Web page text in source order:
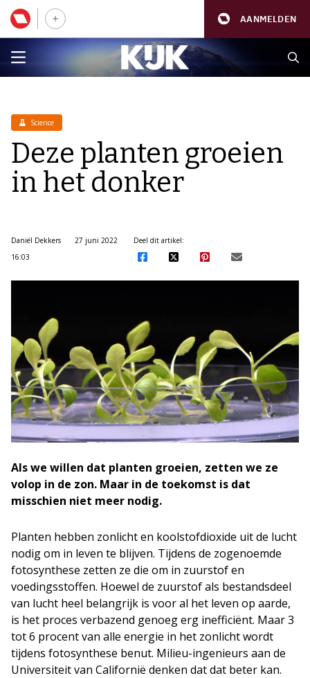
AANMELDEN
Science
Deze planten groeien
in het donker
Daniël Dekkers
27 juni 2022
16:03
Deel dit artikel:
Als we willen dat planten groeien, zetten we ze
volop in de zon. Maar in de toekomst is dat
misschien niet meer nodig.
Planten hebben zonlicht en koolstofdioxide uit de lucht
nodig om in leven te blijven. Tijdens de zogenoemde
fotosynthese zetten ze die om in zuurstof en
voedingsstoffen. Hoewel de zuurstof als bestandsdeel
van lucht heel belangrijk is voor al het leven op aarde,
is het proces verbazend genoeg erg inefficiënt. Maar 3
tot 6 procent van alle energie in het zonlicht wordt
tijdens fotosynthese benut. Milieu-ingenieurs aan de
Universiteit van Californië denken dat dat beter kan.